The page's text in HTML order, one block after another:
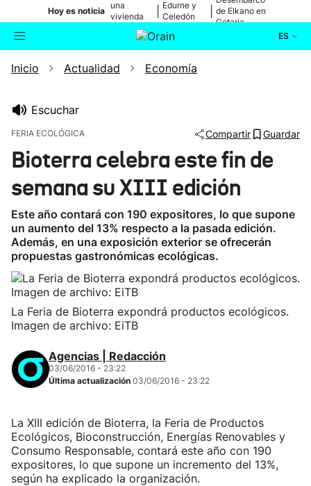
Hoy es noticia
una
vivienda
de Bilbao
Edurne y
Celedón
de Elkano en
Getaria
ES
Buscador Actualidad
Ikusmiran
Eguraldia
Inicio Actualidad Economía
Escuchar
FERIA ECOLÓGICA Compartir Guardar
Bioterra celebra este fin de
semana su XIII edición
Este año contará con 190 expositores, lo que supone
un aumento del 13% respecto a la pasada edición.
Además, en una exposición exterior se ofrecerán
propuestas gastronómicas ecológicas.
La Feria de Bioterra expondrá productos ecológicos.
Imagen de archivo: EiTB
Agencias | Redacción
03/06/2016 - 23:22
Última actualización 03/06/2016 - 23:22
La XIII edición de Bioterra, la Feria de Productos
Ecológicos, Bioconstrucción, Energías Renovables y
Consumo Responsable, contará este año con 190
expositores, lo que supone un incremento del 13%,
según ha explicado la organización.